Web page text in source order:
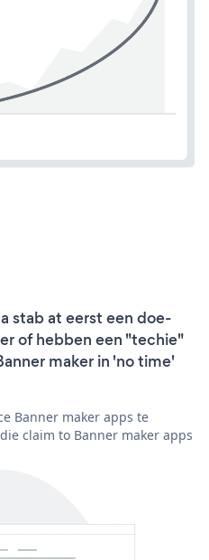
stab at eerst een doe-
of hebben een "techie"
maker in 'no time'
Banner maker apps te
claim to Banner maker apps